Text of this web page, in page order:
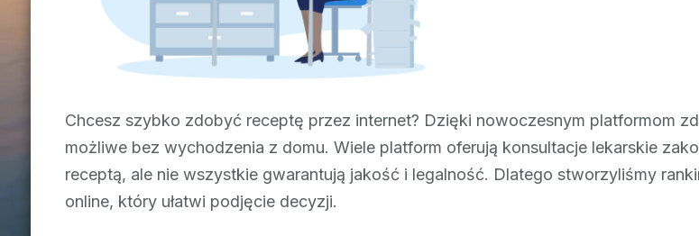
Chcesz szybko zdobyć receptę przez internet? Dzięki nowoczesnym platformom
możliwe bez wychodzenia z domu. Wiele platform oferują konsultacje lekarskie
receptą, ale nie wszystkie gwarantują jakość i legalność. Dlatego stworzyliśmy
online, który ułatwi podjęcie decyzji.